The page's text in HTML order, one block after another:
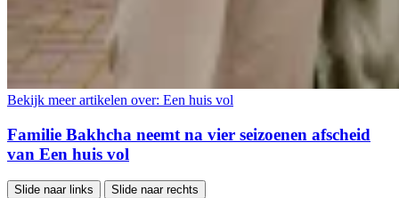
Bekijk meer artikelen over: Een huis vol
Familie Bakhcha neemt na vier seizoenen afscheid
van Een huis vol
Slide naar links Slide naar rechts